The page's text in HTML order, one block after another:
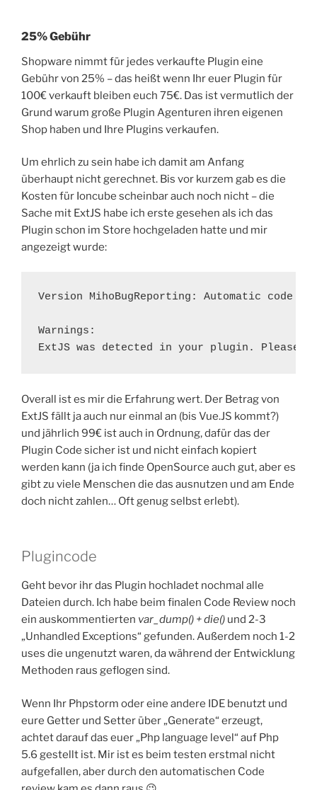
25% Gebühr
Shopware nimmt für jedes verkaufte Plugin eine
Gebühr von 25% – das heißt wenn Ihr euer Plugin für
100€ verkauft bleiben euch 75€. Das ist vermutlich der
Grund warum große Plugin Agenturen ihren eigenen
Shop haben und Ihre Plugins verkaufen.
Um ehrlich zu sein habe ich damit am Anfang
überhaupt nicht gerechnet. Bis vor kurzem gab es die
Kosten für Ioncube scheinbar auch noch nicht – die
Sache mit ExtJS habe ich erste gesehen als ich das
Plugin schon im Store hochgeladen hatte und mir
angezeigt wurde:
Version MihoBugReporting: Automatic code
Warnings:
ExtJS was detected in your plugin. Please
Overall ist es mir die Erfahrung wert. Der Betrag von
ExtJS fällt ja auch nur einmal an (bis Vue.JS kommt?)
und jährlich 99€ ist auch in Ordnung, dafür das der
Plugin Code sicher ist und nicht einfach kopiert
werden kann (ja ich finde OpenSource auch gut, aber es
gibt zu viele Menschen die das ausnutzen und am Ende
doch nicht zahlen… Oft genug selbst erlebt).
Plugincode
Geht bevor ihr das Plugin hochladet nochmal alle
Dateien durch. Ich habe beim finalen Code Review noch
ein auskommentierten var_dump() + die() und 2-3
„Unhandled Exceptions“ gefunden. Außerdem noch 1-2
uses die ungenutzt waren, da während der Entwicklung
Methoden raus geflogen sind.
Wenn Ihr Phpstorm oder eine andere IDE benutzt und
eure Getter und Setter über „Generate“ erzeugt,
achtet darauf das euer „Php language level“ auf Php
5.6 gestellt ist. Mir ist es beim testen erstmal nicht
aufgefallen, aber durch den automatischen Code